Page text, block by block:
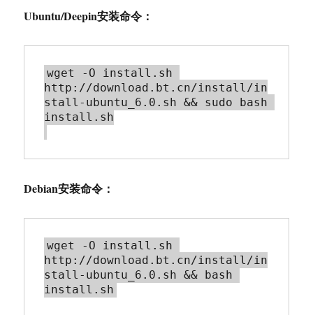
Ubuntu/Deepin安装命令：
wget -O install.sh
http://download.bt.cn/install/in
stall-ubuntu_6.0.sh && sudo bash
install.sh
Debian安装命令：
wget -O install.sh
http://download.bt.cn/install/in
stall-ubuntu_6.0.sh && bash